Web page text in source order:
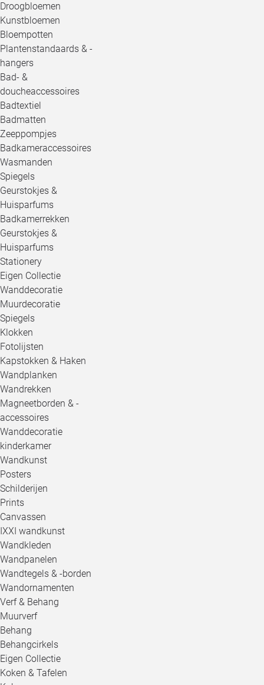
Droogbloemen
Kunstbloemen
Bloempotten
Plantenstandaards & -
hangers
Bad- &
doucheaccessoires
Badtextiel
Badmatten
Zeeppompjes
Badkameraccessoires
Wasmanden
Spiegels
Geurstokjes &
Huisparfums
Badkamerrekken
Geurstokjes &
Huisparfums
Stationery
Eigen Collectie
Wanddecoratie
Muurdecoratie
Spiegels
Klokken
Fotolijsten
Kapstokken & Haken
Wandplanken
Wandrekken
Magneetborden & -
accessoires
Wanddecoratie
kinderkamer
Wandkunst
Posters
Schilderijen
Prints
Canvassen
IXXI wandkunst
Wandkleden
Wandpanelen
Wandtegels & -borden
Wandornamenten
Verf & Behang
Muurverf
Behang
Behangcirkels
Eigen Collectie
Koken & Tafelen